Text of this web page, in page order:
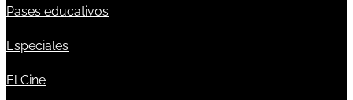
Pases educativos
Especiales
El Cine